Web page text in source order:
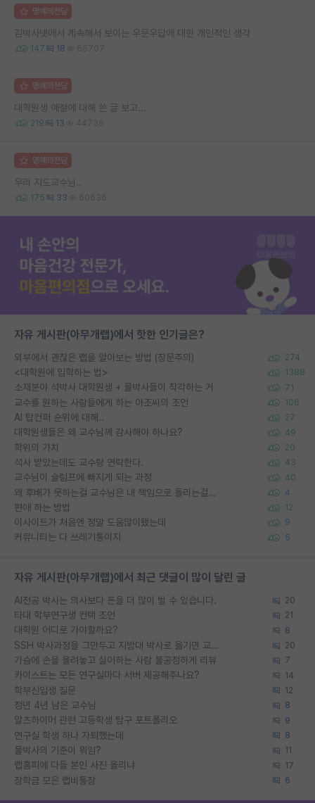
명예의전당
김박사넷에서 계속해서 보이는 우문우답에 대한 개인적인 생각
147 18 66707
명예의전당
대학원생 예절에 대해 쓴 글 보고...
219 13 44736
명예의전당
우리 지도교수님..
175 33 60636
자유 게시판(아무개랩)에서 핫한 인기글은?
외부에서 괜찮은 랩을 알아보는 방법 (장문주의) 274
<대학원에 입학하는 법> 1388
소재분야 석박사 대학원생 + 물박사들이 착각하는 거 71
교수를 원하는 사람들에게 하는 아조씨의 조언 106
AI 탑컨퍼 순위에 대해.. 27
대학원생들은 왜 교수님께 감사해야 하나요? 49
학위의 가치 20
석사 받았는데도 교수랑 연락한다. 43
교수님이 슬럼프에 빠지게 되는 과정 40
왜 후배가 못하는걸 교수님은 내 책임으로 돌리는걸까요? 4
편애 하는 방법 12
이사이트가 처음엔 정말 도움많이됐는데 9
커뮤니티는 다 쓰레기통이지 5
자유 게시판(아무개랩)에서 최근 댓글이 많이 달린 글
AI전공 박사는 의사보다 돈을 더 많이 벌 수 있습니다. 20
타대 학부연구생 컨택 조언 21
대학원 어디로 가야할까요? 8
SSH 박사과정을 그만두고 지방대 박사로 옮기면 교수의 꿈은 끝일까요? 20
가슴에 손을 올려놓고 싫어하는 사람 불공정하게 리뷰 7
카이스트는 모든 연구실마다 서버 제공해주나요? 14
학부신입생 질문 12
정년 4년 남은 교수님 8
알츠하이머 관련 고등학생 탐구 포트폴리오 9
연구실 학생 하나 자퇴했는데 8
물박사의 기준이 뭐임? 11
랩홈피에 다들 본인 사진 올리냐 17
장학금 모은 랩비통장 6